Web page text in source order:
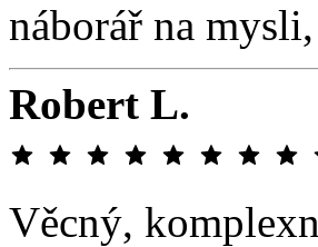
náborář na
Robert L.
Věcný,